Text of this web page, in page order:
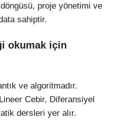
proje yönetimi ve
sahiptir.
okumak için
ve algoritmadır.
Cebir, Diferansiyel
dersleri yer alır.